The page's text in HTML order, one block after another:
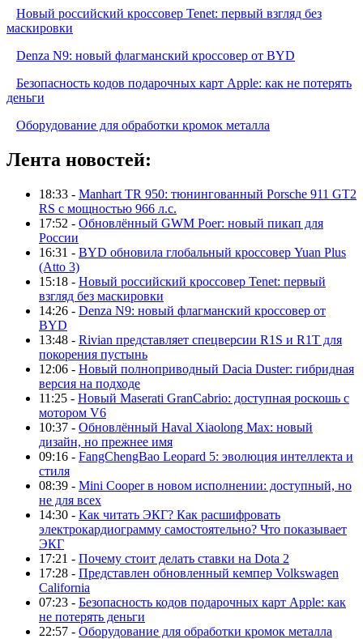
Новый российский кроссовер Tenet: первый взгляд без
маскировки
Denza N9: новый флагманский кроссовер от BYD
Безопасность кодов подарочных карт Apple: как не потерять
деньги
Оборудование для обработки кромок металла
Лента новостей:
18:33 - Manhart TR 950: тюнингованный Porsche 911 GT2
RS с мощностью 966 л.с.
17:52 - Обновлённый GWM Poer: новый пикап для
России
16:31 - BYD обновила глобальный кроссовер Yuan Plus
(Atto 3)
15:18 - Новый российский кроссовер Tenet: первый
взгляд без маскировки
14:26 - Denza N9: новый флагманский кроссовер от
BYD
13:48 - Rivian представляет спецверсии R1S и R1T для
покорения пустынь
12:06 - Новый полноприводный Dacia Duster: гибридная
версия на подходе
11:25 - Новый Maserati GranCabrio: доступная роскошь с
мотором V6
10:37 - Обновлённый Haval Xiaolong Max: новый
дизайн, но прежнее имя
09:16 - FangChengBao Leopard 5: эволюция интеллекта и
стиля
08:39 - Mini Cooper в новом исполнении: доступный, но
не для всех
14:30 - Как читать ЭКГ? Как расшифровать
электрокардиограмму самостоятельно? Что показывает
ЭКГ
17:21 - Почему стоит делать ставки на Dota 2
17:28 - Представлен обновленный кемпер Volkswagen
California
07:23 - Безопасность кодов подарочных карт Apple: как
не потерять деньги
22:57 - Оборудование для обработки кромок металла